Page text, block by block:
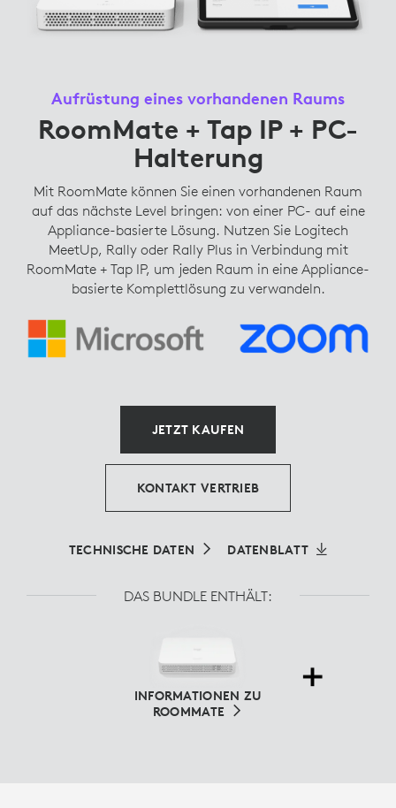
Aufrüstung eines vorhandenen Raums
RoomMate + Tap IP + PC-
Halterung
Mit RoomMate können Sie einen vorhandenen Raum
auf das nächste Level bringen: von einer PC- auf eine
Appliance-basierte Lösung. Nutzen Sie Logitech
MeetUp, Rally oder Rally Plus in Verbindung mit
RoomMate + Tap IP, um jeden Raum in eine Appliance-
basierte Komplettlösung zu verwandeln.
JETZT KAUFEN
KONTAKT VERTRIEB
TECHNISCHE DATEN DATENBLATT
DAS BUNDLE ENTHÄLT:
INFORMATIONEN ZU
ROOMMATE